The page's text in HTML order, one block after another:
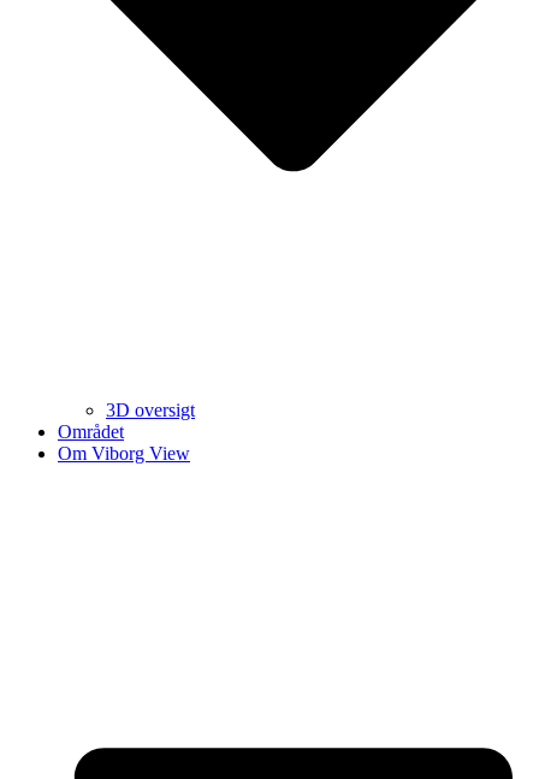
3D oversigt
Området
Om Viborg View